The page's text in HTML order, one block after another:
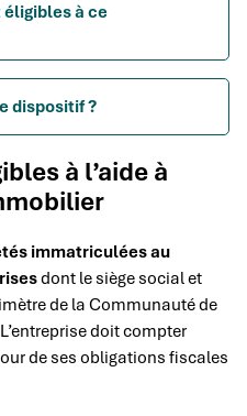
à ce
dispositif ?
à l’aide à
immatriculées au
dont le siège social et
de la Communauté de
doit compter
de ses obligations fiscales